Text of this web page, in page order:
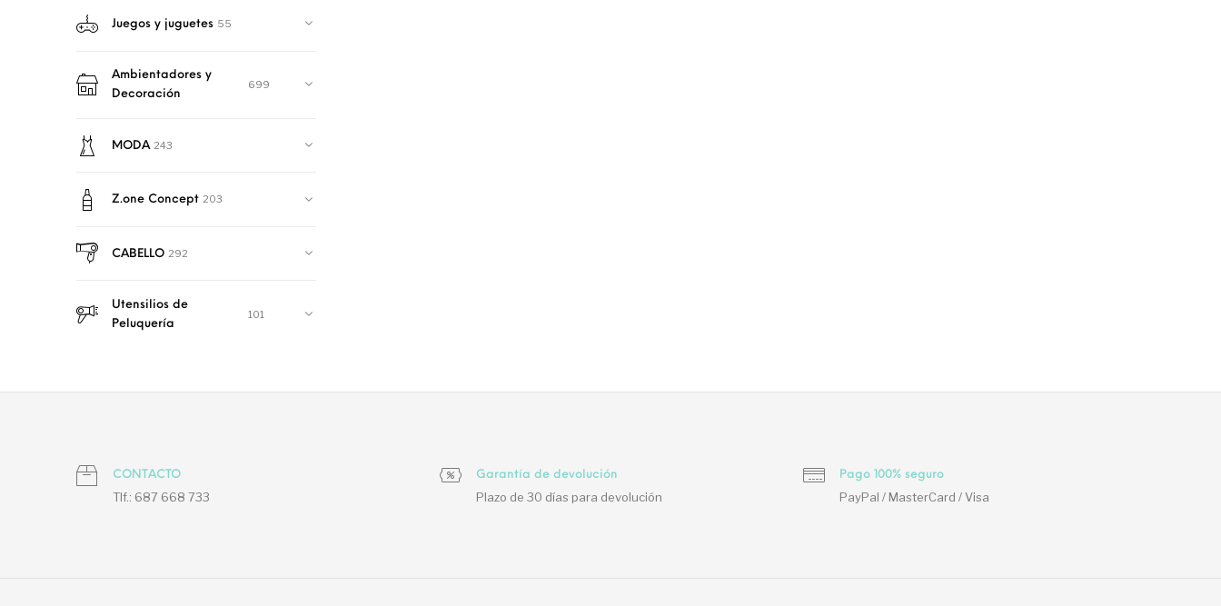
Juegos y juguetes 55
Ambientadores y
Decoración
699
MODA 243
Z.one Concept 203
CABELLO 292
Utensilios de
Peluquería
101
CONTACTO
Tlf.: 687 668 733
Garantía de devolución
Plazo de 30 días para devolución
Pago 100% seguro
PayPal / MasterCard / Visa